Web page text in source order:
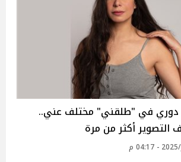
في "طلقني" مختلف عني..
أكثر من مرة